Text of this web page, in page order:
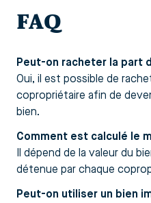
FAQ
Peut-on racheter la part
Oui, il est possible de
copropriétaire afin de
bien.
Comment est calculé le
Il dépend de la valeur du
détenue par chaque
Peut-on utiliser un bien